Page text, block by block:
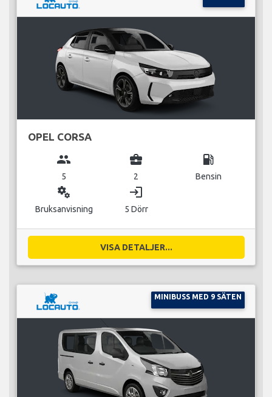
OPEL CORSA
group
5
business_center
2
local_gas_station
Bensin
miscellaneous_services
Bruksanvisning
login
5 Dörr
VISA DETALJER...
MINIBUSS MED 9 SÄTEN